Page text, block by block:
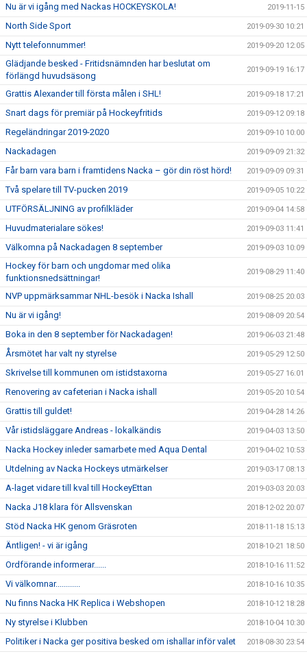
Nu är vi igång med Nackas HOCKEYSKOLA! 2019-11-15
North Side Sport 2019-09-30 10:21
Nytt telefonnummer! 2019-09-20 12:05
Glädjande besked - Fritidsnämnden har beslutat om
förlängd huvudsäsong
2019-09-19 16:17
Grattis Alexander till första målen i SHL! 2019-09-18 17:21
Snart dags för premiär på Hockeyfritids 2019-09-12 09:18
Regeländringar 2019-2020 2019-09-10 10:00
Nackadagen 2019-09-09 21:32
Får barn vara barn i framtidens Nacka – gör din röst hörd! 2019-09-09 09:31
Två spelare till TV-pucken 2019 2019-09-05 10:22
UTFÖRSÄLJNING av profilkläder 2019-09-04 14:58
Huvudmaterialare sökes! 2019-09-03 11:41
Välkomna på Nackadagen 8 september 2019-09-03 10:09
Hockey för barn och ungdomar med olika
funktionsnedsättningar!
2019-08-29 11:40
NVP uppmärksammar NHL-besök i Nacka Ishall 2019-08-25 20:03
Nu är vi igång! 2019-08-09 20:54
Boka in den 8 september för Nackadagen! 2019-06-03 21:48
Årsmötet har valt ny styrelse 2019-05-29 12:50
Skrivelse till kommunen om istidstaxorna 2019-05-27 16:01
Renovering av cafeterian i Nacka ishall 2019-05-20 10:54
Grattis till guldet! 2019-04-28 14:26
Vår istidsläggare Andreas - lokalkändis 2019-04-03 13:50
Nacka Hockey inleder samarbete med Aqua Dental 2019-04-02 10:53
Utdelning av Nacka Hockeys utmärkelser 2019-03-17 08:13
A-laget vidare till kval till HockeyEttan 2019-03-03 20:03
Nacka J18 klara för Allsvenskan 2018-12-02 20:07
Stöd Nacka HK genom Gräsroten 2018-11-18 15:13
Äntligen! - vi är igång 2018-10-21 18:50
Ordförande informerar...... 2018-10-16 11:52
Vi välkomnar............ 2018-10-16 10:35
Nu finns Nacka HK Replica i Webshopen 2018-10-12 18:28
Ny styrelse i Klubben 2018-10-04 10:30
Politiker i Nacka ger positiva besked om ishallar inför valet 2018-08-30 23:54